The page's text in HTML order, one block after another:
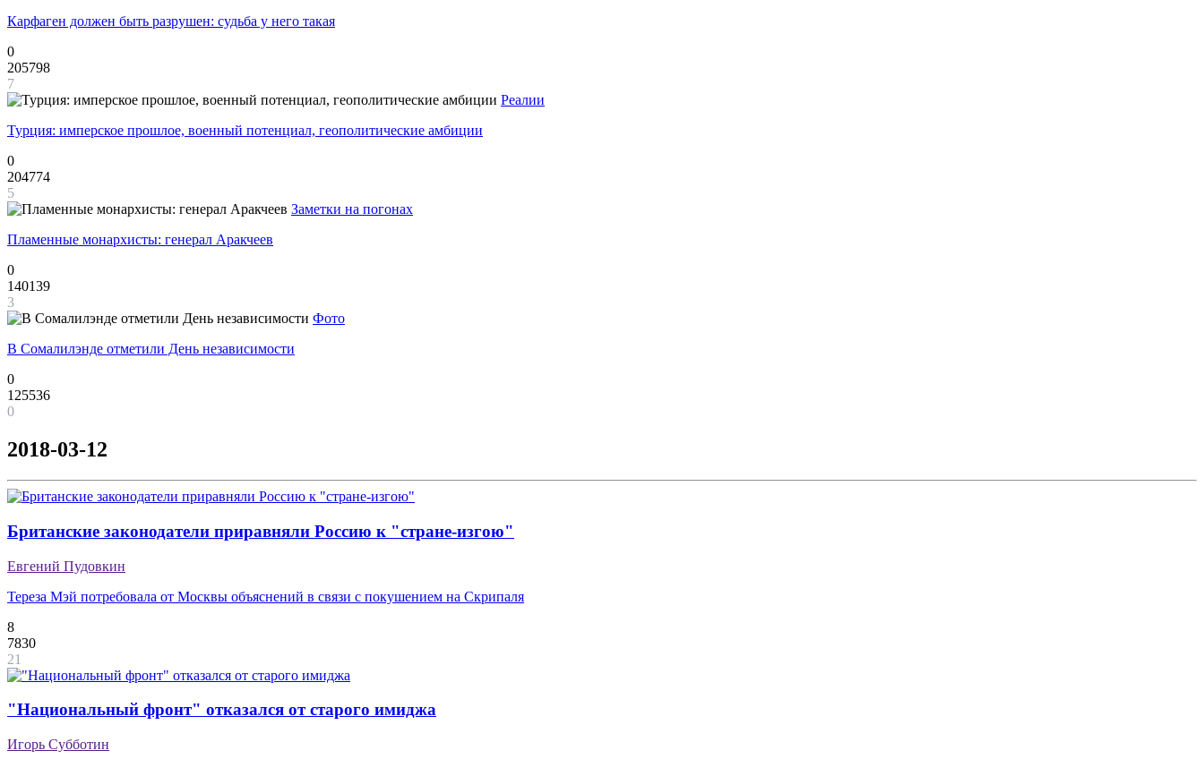
Карфаген должен быть разрушен: судьба у него такая
0
205798
7
Реалии
Турция: имперское прошлое, военный потенциал, геополитические амбиции
0
204774
5
Заметки на погонах
Пламенные монархисты: генерал Аракчеев
0
140139
3
Фото
В Сомалилэнде отметили День независимости
0
125536
0
2018-03-12
Британские законодатели приравняли Россию к "стране-изгою"
Евгений Пудовкин
Тереза Мэй потребовала от Москвы объяснений в связи с покушением на Скрипаля
8
7830
21
"Национальный фронт" отказался от старого имиджа
Игорь Субботин